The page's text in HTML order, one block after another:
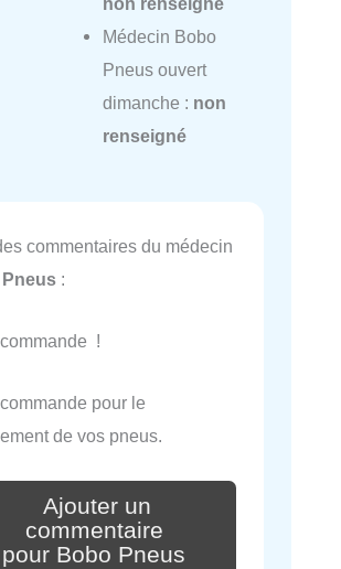
Médecin Bobo
Pneus ouvert
dimanche : non
renseigné
commentaires du médecin
:
!
pour le
de vos pneus.
Ajouter un
commentaire
pour Bobo Pneus